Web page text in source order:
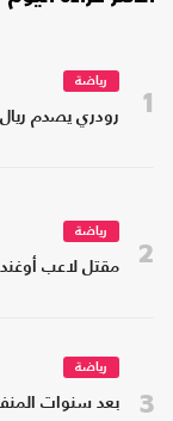
1
رياضة
رودري يصدم ريال
2
رياضة
مقتل لاعب
3
رياضة
بعد سنوات